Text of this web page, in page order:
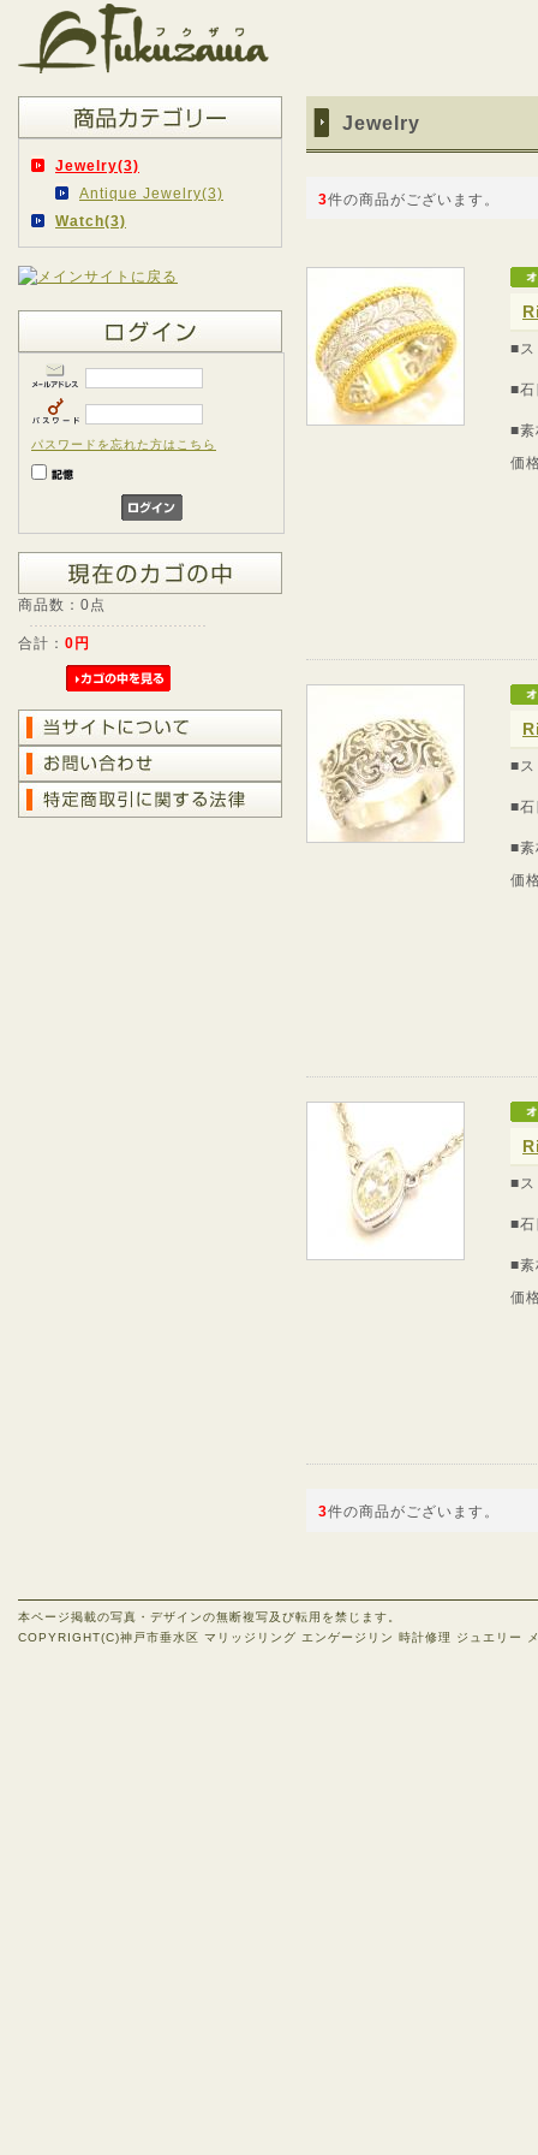
Jewelry(3)
Antique Jewelry(3)
Watch(3)
パスワードを忘れた方はこちら
商品数：0点
合計： 0円
Jewelry
3件の商品がございます。
■
■
■
価
■
■
■
価
■
■
■
価
3件の商品がございます。
本ページ掲載の写真・デザインの無断複写及び転用を禁じます。
COPYRIGHT(C)神戸市垂水区 マリッジリング エンゲージリン 時計修理 ジュエリ